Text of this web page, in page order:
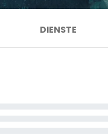
DIENSTE